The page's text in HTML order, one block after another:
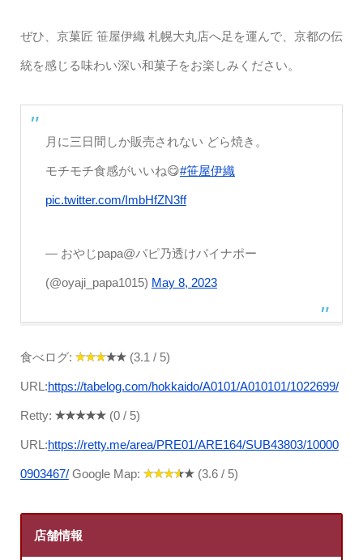
ぜひ、京菓匠 笹屋伊織 札幌大丸店へ足を運んで、京都の伝
統を感じる味わい深い和菓子をお楽しみください。
月に三日間しか販売されない どら焼き。
モチモチ食感がいいね😋#笹屋伊織
pic.twitter.com/ImbHfZN3ff
— おやじpapa@パピ乃透けパイナポー
(@oyaji_papa1015) May 8, 2023
食べログ: (3.1 / 5)
URL:https://tabelog.com/hokkaido/A0101/A010101/1022699/
Retty: (0 / 5)
URL:https://retty.me/area/PRE01/ARE164/SUB43803/10000
0903467/Google Map: (3.6 / 5)
店舗情報